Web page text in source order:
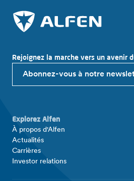
Rejoignez la marche vers un avenir
Abonnez-vous à notre
Explorez Alfen
À propos d'Alfen
Actualités
Carrières
Investor relations